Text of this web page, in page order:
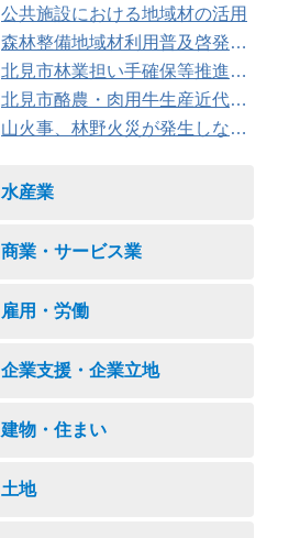
公共施設における地域材の活用
森林整備地域材利用普及啓発事業
北見市林業担い手確保等推進対策事業
北見市酪農・肉用牛生産近代化計画
山火事、林野火災が発生しないように注意しましょう
水産業
商業・サービス業
雇用・労働
企業支援・企業立地
建物・住まい
土地